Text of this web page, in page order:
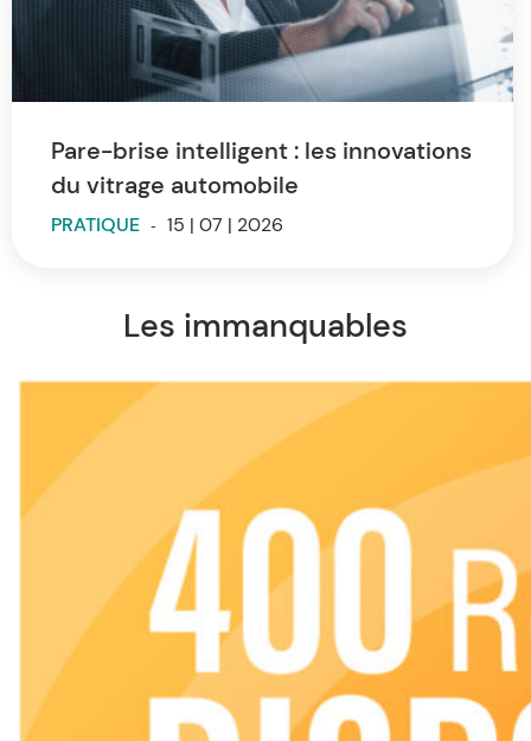
Pare-brise intelligent : les innovations
du vitrage automobile
PRATIQUE - 15 | 07 | 2026
Les immanquables